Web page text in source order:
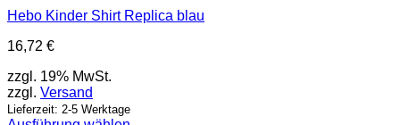
Hebo Kinder Shirt Replica blau
16,72 €
zzgl. 19% MwSt.
zzgl. Versand
Lieferzeit: 2-5 Werktage